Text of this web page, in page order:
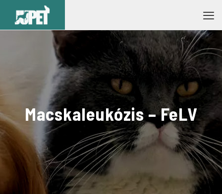
Macskaleukózis – FeLV